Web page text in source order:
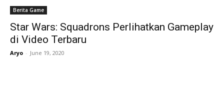
Berita Game
Star Wars: Squadrons Perlihatkan Gameplay
di Video Terbaru
Aryo - June 19, 2020